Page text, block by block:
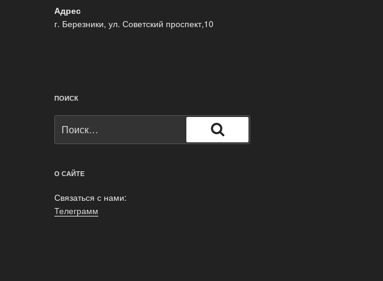
Адрес
г. Березники, ул. Советский проспект,10
ПОИСК
Поиск
О САЙТЕ
Связаться с нами:
Телеграмм